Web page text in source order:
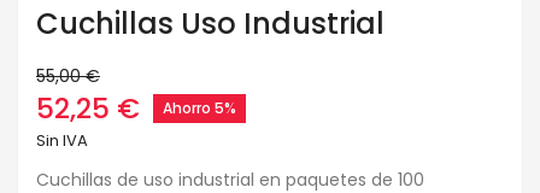
Cuchillas Uso Industrial
55,00 €
52,25 € Ahorro 5%
Sin IVA
Cuchillas de uso industrial en paquetes de 100